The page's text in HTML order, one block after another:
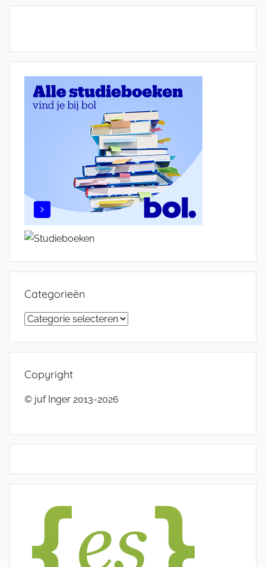
Categorieën
Categorieën
Copyright
© juf Inger 2013-2026